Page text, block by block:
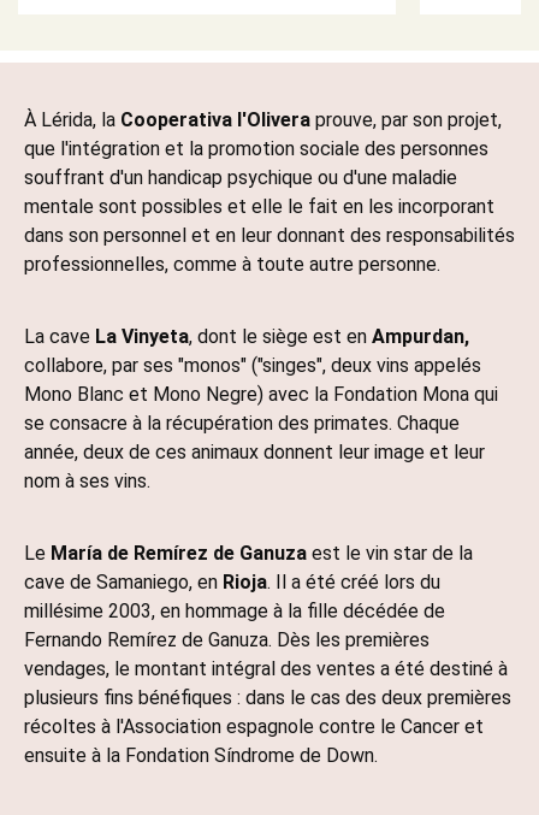
À Lérida, la Cooperativa l'Olivera prouve, par son projet,
que l'intégration et la promotion sociale des personnes
souffrant d'un handicap psychique ou d'une maladie
mentale sont possibles et elle le fait en les incorporant
dans son personnel et en leur donnant des responsabilités
professionnelles, comme à toute autre personne.
La cave La Vinyeta, dont le siège est en Ampurdan,
collabore, par ses "monos" ("singes", deux vins appelés
Mono Blanc et Mono Negre) avec la Fondation Mona qui
se consacre à la récupération des primates. Chaque
année, deux de ces animaux donnent leur image et leur
nom à ses vins.
Le María de Remírez de Ganuza est le vin star de la
cave de Samaniego, en Rioja. Il a été créé lors du
millésime 2003, en hommage à la fille décédée de
Fernando Remírez de Ganuza. Dès les premières
vendages, le montant intégral des ventes a été destiné à
plusieurs fins bénéfiques : dans le cas des deux premières
récoltes à l'Association espagnole contre le Cancer et
ensuite à la Fondation Síndrome de Down.